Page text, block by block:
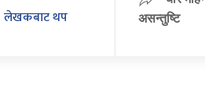
लेखकबाट थप
असन्तुष्टि